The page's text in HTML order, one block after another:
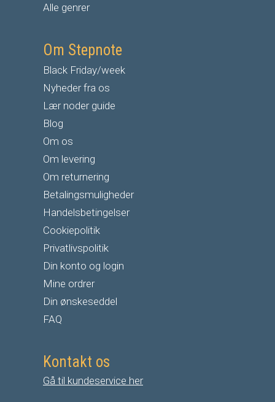
Alle genrer
Om Stepnote
Black Friday/week
Nyheder fra os
Lær noder guide
Blog
Om os
Om levering
Om returnering
Betalingsmuligheder
Handelsbetingelser
Cookiepolitik
Privatlivspolitik
Din konto og login
Mine ordrer
Din ønskeseddel
FAQ
Kontakt os
Gå til kundeservice her